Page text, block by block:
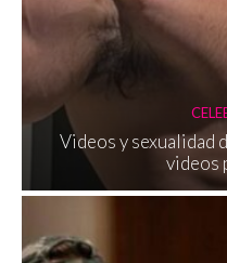
Videos y sexualidad
videos